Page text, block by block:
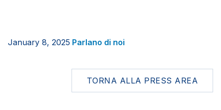
January 8, 2025 Parlano di noi
TORNA ALLA PRESS AREA